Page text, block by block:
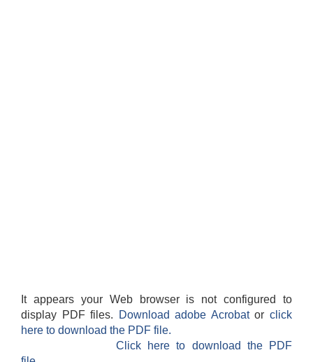
It appears your Web browser is not configured to
display PDF files.
Download adobe Acrobatorclick
here to download the PDF file.
Click here to download the PDF